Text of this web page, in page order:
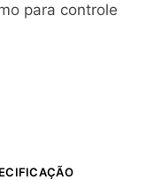
para controle